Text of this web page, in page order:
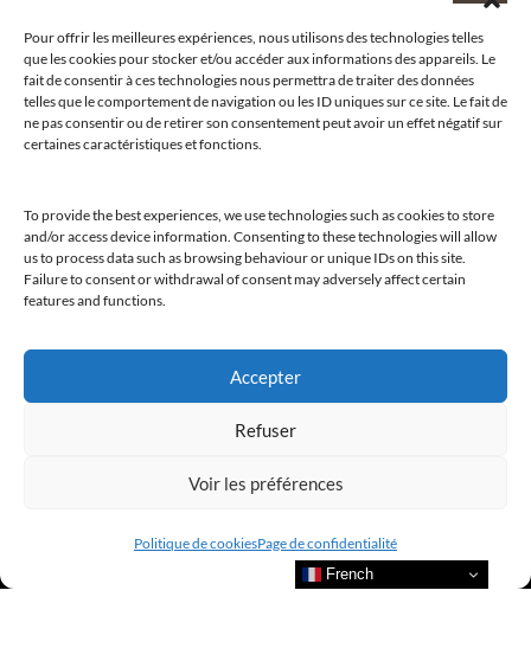
Pour offrir les meilleures expériences, nous utilisons des technologies telles
que les cookies pour stocker et/ou accéder aux informations des appareils. Le
fait de consentir à ces technologies nous permettra de traiter des données
telles que le comportement de navigation ou les ID uniques sur ce site. Le fait de
ne pas consentir ou de retirer son consentement peut avoir un effet négatif sur
certaines caractéristiques et fonctions.
To provide the best experiences, we use technologies such as cookies to store
and/or access device information. Consenting to these technologies will allow
us to process data such as browsing behaviour or unique IDs on this site.
Failure to consent or withdrawal of consent may adversely affect certain
features and functions.
Accepter
Refuser
Voir les préférences
Politique de cookiesPage de confidentialité
Bienvenue au sein du CLUB AMILCAR !
Nous contacter et rejoindre le
CLUB.
Suivre nos actualités
French